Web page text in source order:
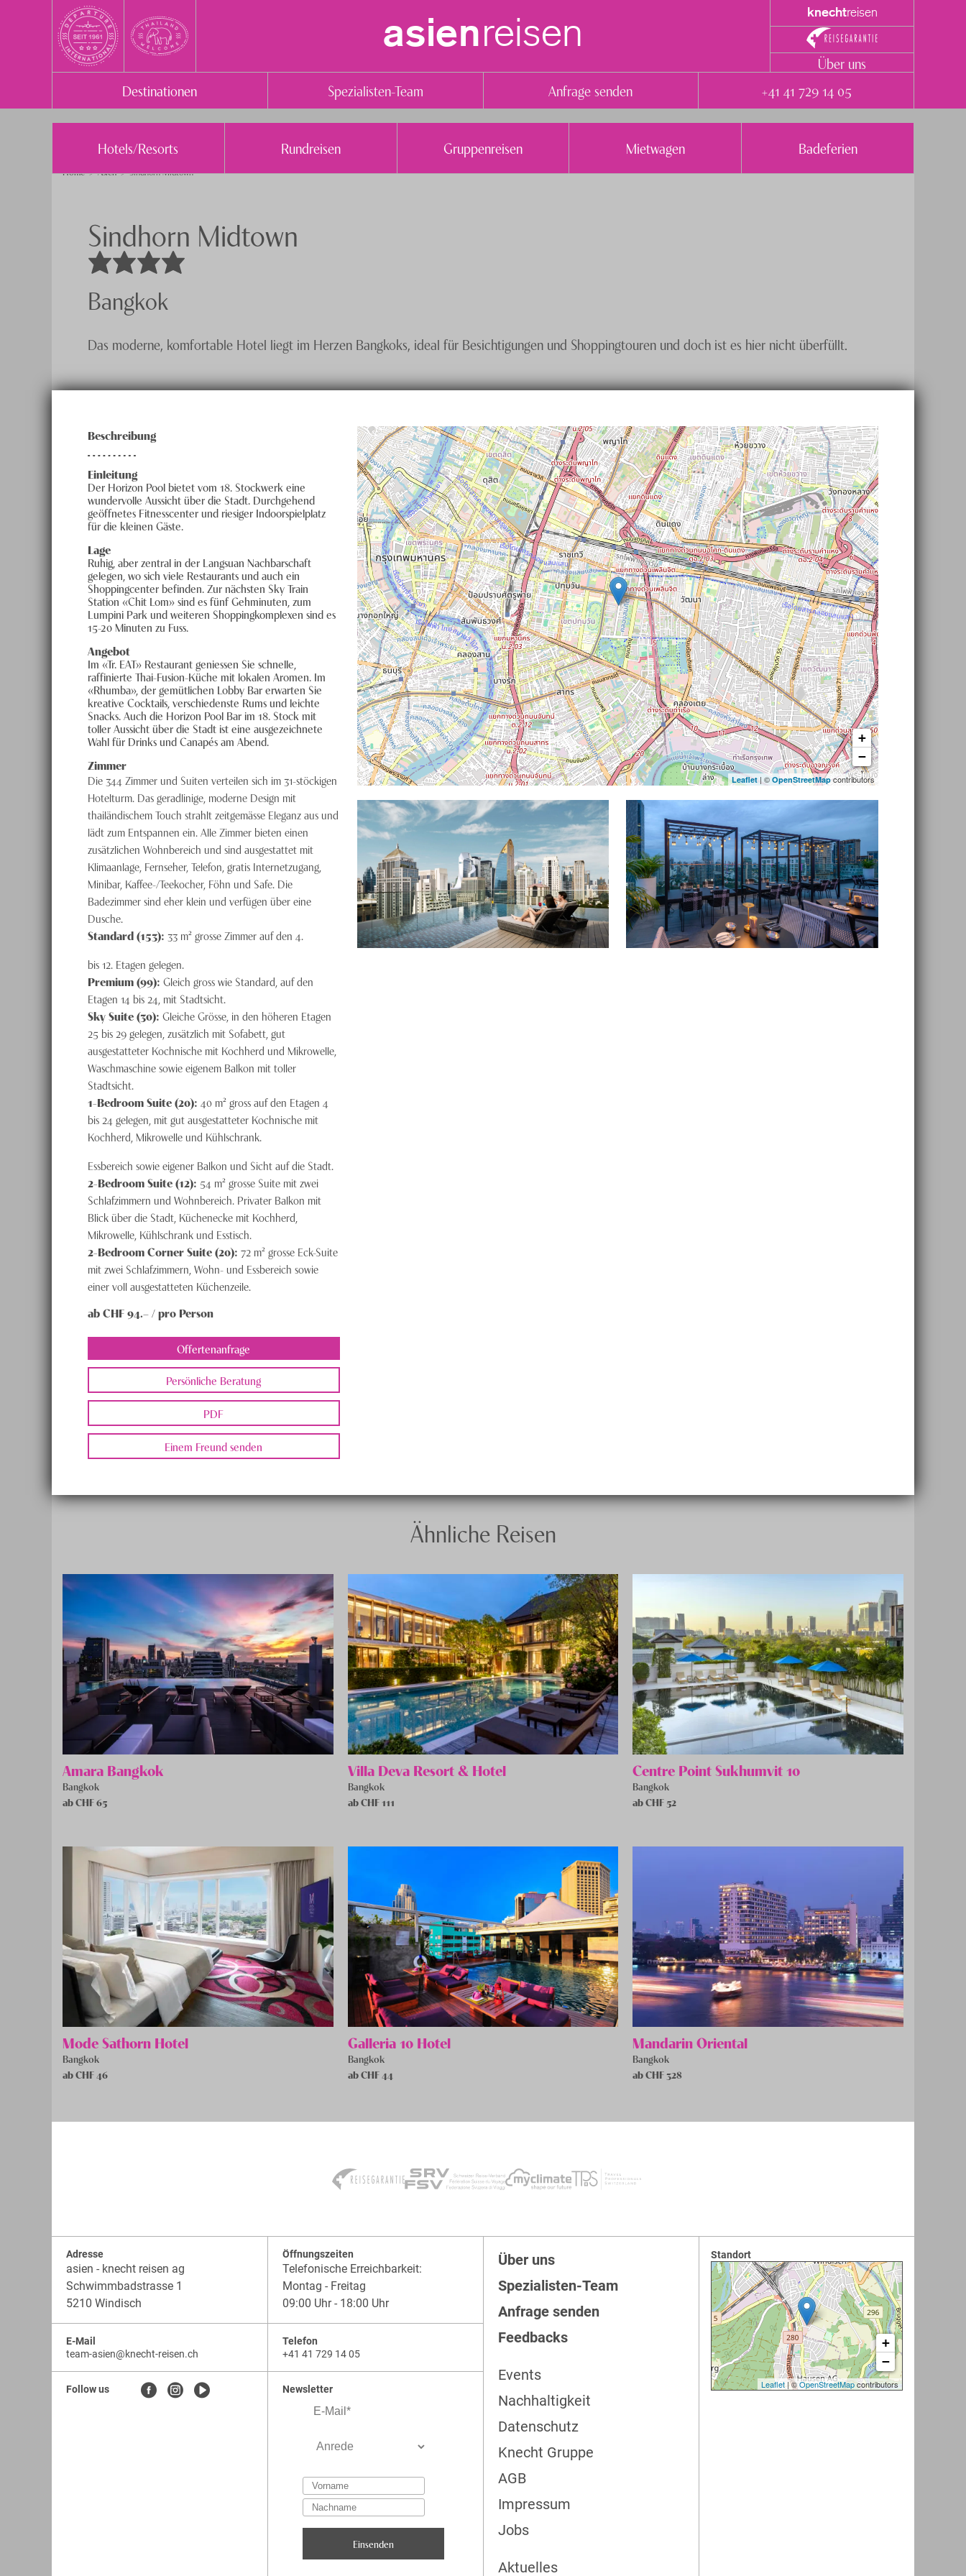
asienreisen
knechtreisen
Über uns
Destinationen
Spezialisten-Team Anfrage senden +41 41 729 14 05
Hotels/Resorts Rundreisen Gruppenreisen Mietwagen Badeferien
Home Asien Sindhorn Midtown
Sindhorn Midtown
Bangkok
Das moderne, komfortable Hotel liegt im Herzen Bangkoks, ideal für Besichtigungen und Shoppingtouren und doch ist es hier nicht überfüllt.
Beschreibung
Einleitung
Der Horizon Pool bietet vom 18. Stockwerk eine
wundervolle Aussicht über die Stadt. Durchgehend
geöffnetes Fitnesscenter und riesiger Indoor­spiel­platz
für die kleinen Gäste.
Lage
Ruhig, aber zentral in der Langsuan Nach­­barschaft
gelegen, wo sich viele Res­tau­­rants und auch ein
Shoppingcenter befinden. Zur nächsten Sky Train
Station «Chit Lom» sind es fünf Gehminuten, zum
Lumpini Park und weiteren Shopping­komplexen sind es
15-20 Mi­nu­ten zu Fuss.
Angebot
Im «Tr. EAT» Restaurant ge­nies­sen Sie schnelle,
raffinierte Thai-Fusion-­Küche mit lokalen Aromen. Im
«Rhumba», der gemütlichen Lobby Bar erwarten Sie
kreative Cocktails, verschiedenste Rums und leichte
Snacks. Auch die Horizon Pool Bar im 18. Stock mit
toller Aus­sicht über die Stadt ist eine ausgezeichnete
Wahl für Drinks und Canapés am Abend.
Zimmer
Die 344 Zimmer und Suiten verteilen sich im 31-stöckigen
Hotel­turm. Das geradlinige, moderne Design mit
thailändischem Touch strahlt zeitgemässe Ele­ganz aus und
lädt zum Entspannen ein. Alle Zimmer bieten einen
zusätzlichen Wohn­bereich und sind ausgestattet mit
Klimaanla­­ge, Fernseher, Telefon, gratis Internetzugang,
Minibar, Kaffee-/Teekocher, Föhn und Safe. Die
Badezimmer sind eher klein und verfügen über eine
Dusche.
Standard (153): 33 m² grosse Zimmer auf den 4.
bis 12. Etagen gelegen.
Premium (99): Gleich gross wie Standard, auf den
Etagen 14 bis 24, mit Stadtsicht.
Sky Suite (30): Gleiche Grösse, in den höheren Etagen
25 bis 29 gelegen, zusätzlich mit Sofa­­bett, gut
ausgestatteter Kochnische mit Kochherd und Mikrowelle,
Wasch­maschine sowie eigenem Balkon mit toller
Stadtsicht.
1-Bedroom Suite (20): 40 m² gross auf den Etagen 4
bis 24 gelegen, mit gut ausgestatteter Kochnische mit
Kochherd, Mikrowelle und Kühl­schrank.
Essbereich sowie eigener Bal­kon und Sicht auf die Stadt.
2-Bedroom Suite (12): 54 m² grosse Suite mit zwei
Schlafzimmern und Wohnbereich. Privater Balkon mit
Blick über die Stadt, Küchenecke mit Kochherd,
Mikrowelle, Kühlschrank und Esstisch.
2-Bedroom Corner Suite (20): 72 m² grosse Eck-Suite
mit zwei Schlafzimmern, Wohn- und Essbereich sowie
einer voll ausgestatteten Küchenzeile.
ab CHF94.– /pro Person
Offertenanfrage
Persönliche Beratung
PDF
Einem Freund senden
+
−
Leaflet| © OpenStreetMapcontributors
Ähnliche Reisen
Amara Bangkok
Bangkok
ab CHF65
Villa Deva Resort & Hotel
Bangkok
ab CHF 111
Centre Point Sukhumvit 10
Bangkok
ab CHF 52
Mode Sathorn Hotel
Bangkok
ab CHF46
Galleria 10 Hotel
Bangkok
ab CHF44
Mandarin Oriental
Bangkok
ab CHF328
Adresse
asien - knecht reisen ag
Schwimmbadstrasse 1
5210 Windisch
E-Mail
team-asien@
asien
knecht-reisen.ch
Follow us
Öffnungszeiten
Telefonische Erreichbarkeit:
Montag - Freitag
09:00 Uhr - 18:00 Uhr
Telefon
+41 41 729 14 05
Newsletter
Über uns
Spezialisten-Team
Anfrage senden
Feedbacks
Events
Nachhaltigkeit
Datenschutz
Knecht Gruppe
AGB
Impressum
Jobs
Aktuelles
Standort
+
−
Leaflet| ©OpenStreetMapcontributors